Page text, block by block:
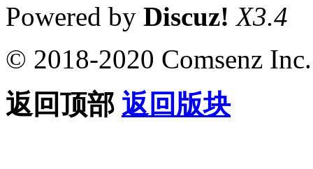
Powered by Discuz! X3.4
© 2018-2020 Comsenz Inc.
返回顶部 返回版块